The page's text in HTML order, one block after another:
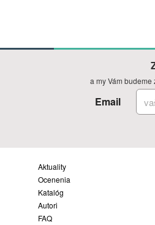
a my Vám
Email
Aktuality
Ocenenia
Katalóg
Autori
FAQ